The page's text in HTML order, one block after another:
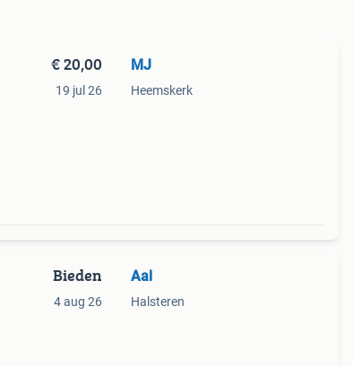
€ 20,00
19 jul 26
MJ
Heemskerk
Bieden
4 aug 26
Aal
Halsteren